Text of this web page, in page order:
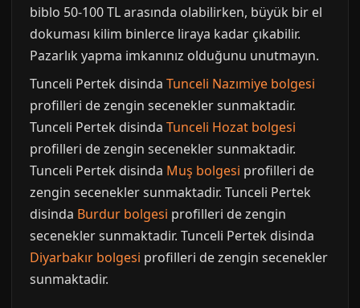
biblo 50-100 TL arasında olabilirken, büyük bir el
dokuması kilim binlerce liraya kadar çıkabilir.
Pazarlık yapma imkanınız olduğunu unutmayın.
Tunceli Pertek disinda Tunceli Nazımiye bolgesi
profilleri de zengin secenekler sunmaktadir.
Tunceli Pertek disinda Tunceli Hozat bolgesi
profilleri de zengin secenekler sunmaktadir.
Tunceli Pertek disinda Muş bolgesi profilleri de
zengin secenekler sunmaktadir. Tunceli Pertek
disinda Burdur bolgesi profilleri de zengin
secenekler sunmaktadir. Tunceli Pertek disinda
Diyarbakır bolgesi profilleri de zengin secenekler
sunmaktadir.